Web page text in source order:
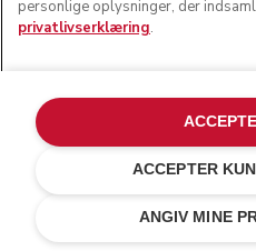
kr 6.699,00
Gratis standardlevering
personlige oplysninger, der
privatlivserklæring.
ANGIV MINE
ACCEPTER